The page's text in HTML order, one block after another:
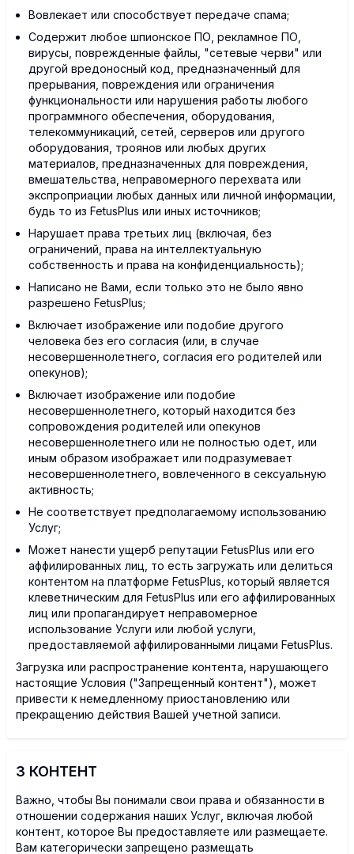
Вовлекает или способствует передаче спама;
Содержит любое шпионское ПО, рекламное ПО,
вирусы, поврежденные файлы, "сетевые черви" или
другой вредоносный код, предназначенный для
прерывания, повреждения или ограничения
функциональности или нарушения работы любого
программного обеспечения, оборудования,
телекоммуникаций, сетей, серверов или другого
оборудования, троянов или любых других
материалов, предназначенных для повреждения,
вмешательства, неправомерного перехвата или
экспроприации любых данных или личной информации,
будь то из FetusPlus или иных источников;
Нарушает права третьих лиц (включая, без
ограничений, права на интеллектуальную
собственность и права на конфиденциальность);
Написано не Вами, если только это не было явно
разрешено FetusPlus;
Включает изображение или подобие другого
человека без его согласия (или, в случае
несовершеннолетнего, согласия его родителей или
опекунов);
Включает изображение или подобие
несовершеннолетнего, который находится без
сопровождения родителей или опекунов
несовершеннолетнего или не полностью одет, или
иным образом изображает или подразумевает
несовершеннолетнего, вовлеченного в сексуальную
активность;
Не соответствует предполагаемому использованию
Услуг;
Может нанести ущерб репутации FetusPlus или его
аффилированных лиц, то есть загружать или делиться
контентом на платформе FetusPlus, который является
клеветническим для FetusPlus или его аффилированных
лиц или пропагандирует неправомерное
использование Услуги или любой услуги,
предоставляемой аффилированными лицами FetusPlus.
Загрузка или распространение контента, нарушающего
настоящие Условия ("Запрещенный контент"), может
привести к немедленному приостановлению или
прекращению действия Вашей учетной записи.
3 КОНТЕНТ
Важно, чтобы Вы понимали свои права и обязанности в
отношении содержания наших Услуг, включая любой
контент, которое Вы предоставляете или размещаете.
Вам категорически запрещено размещать